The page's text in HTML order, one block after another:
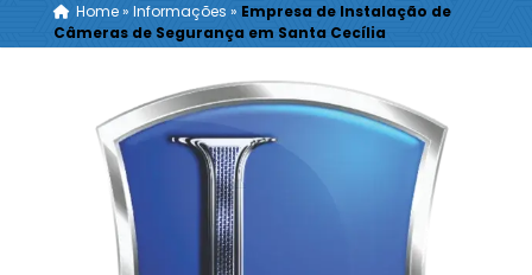
Home» Informações » Empresa de Instalação de
Câmeras de Segurança em Santa Cecília